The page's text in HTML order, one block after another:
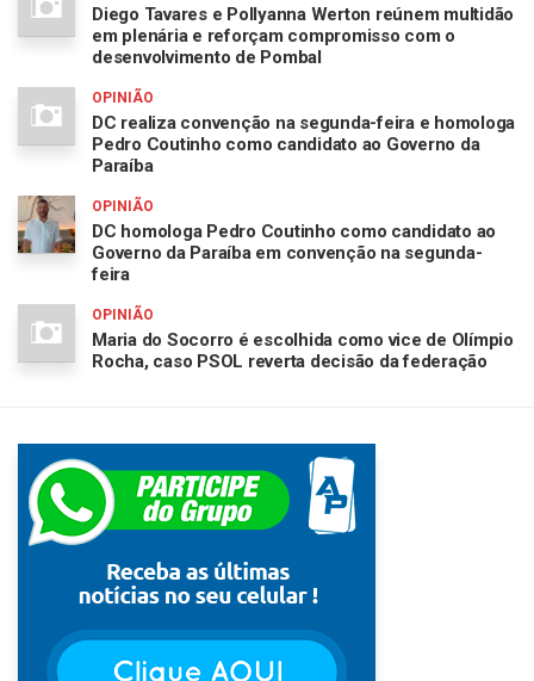
Diego Tavares e Pollyanna Werton reúnem multidão
em plenária e reforçam compromisso com o
desenvolvimento de Pombal
OPINIÃO
DC realiza convenção na segunda-feira e homologa
Pedro Coutinho como candidato ao Governo da
Paraíba
OPINIÃO
DC homologa Pedro Coutinho como candidato ao
Governo da Paraíba em convenção na segunda-
feira
OPINIÃO
Maria do Socorro é escolhida como vice de Olímpio
Rocha, caso PSOL reverta decisão da federação